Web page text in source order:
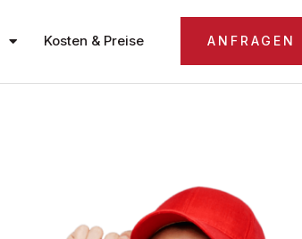
Kosten & Preise ANFRAGEN